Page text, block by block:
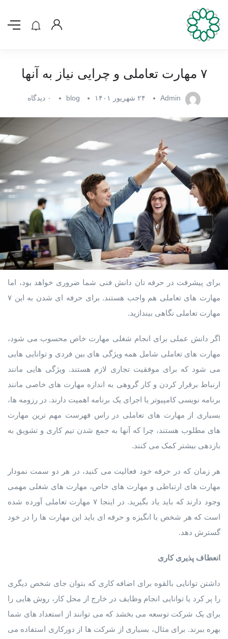
۷ مهارت تعاملی و چرایی نیاز به آنها
Admin ۲۴ شهریور ۱۴۰۱ blog ۰ دیدگاه
برای پیشرفت در حرفه تان دانش فنی شما ضروری خواهد بود، اما
مهارت های تعاملی هم واجب هستند. برای حرفه ای شدن به این ۷
مهارت تعاملی نگاهی بیندازید.
اگر دانش عملی برای انجام شغلی مهارت خاص محسوب می شود،
مهارت های تعاملی شامل همه ویژگی های بین فردی و توانایی هایی
می شود که برای موفقیت تجاری لازم هستند. ویژگی هایی مانند
ارنباط برقرار کردن و کار گروهی به اندازه مهارت های خاصی مانند
برنامه نویسی کامپیوتر یا اجرای یک برنامه اهمیت دارند. در رزومه ها،
بسیاری از مهارت های تعاملی در راس فهرست مهم ترین مهارت
های مطلوب هستند، چرا که آنها به جمع شدن تیم کاری و تشویق به
بازدهی بیشتر کمک می کنند.
هر زمان که در حرفه خود فعالیت می کنید، در هر دو سمت نمودار
مهارت های ارتباطی و مهارت های خاص، مهارت های شغلی مهمی
وجود دارند که باید یاد بگیرید. در اینجا ۷ مهارت تعاملی آورده شده
است که هر شخص با انگیزه و حرفه ای باید این مهارت ها را در خود
گسترش دهد.
انعطاف پذیری کاری
داشتن توانایی بالقوه برای اضافه کاری که بتوان جای شخص دیگری
را پر کرد یا توانایی انجام وظایف در خارج از محل کار، روش هایی را
برای یک شرکت توسعه می بخشد که می توانند از استعداد های شما
بهره ببرند. برای مثال، بسیاری از شرکت ها از دورکاری استفاده می